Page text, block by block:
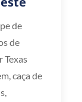
de
de
Texas
caça de